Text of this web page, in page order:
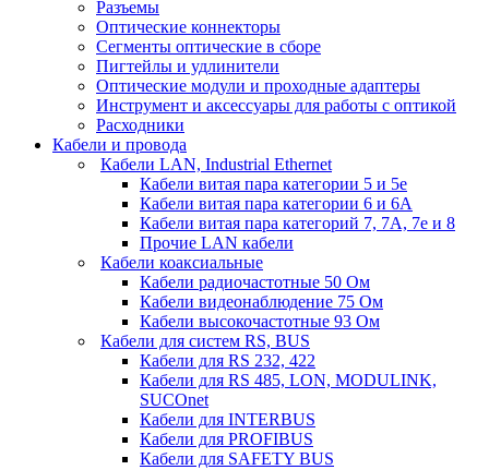
Разъемы
Оптические коннекторы
Сегменты оптические в сборе
Пигтейлы и удлинители
Оптические модули и проходные адаптеры
Инструмент и аксессуары для работы с оптикой
Расходники
Кабели и провода
Кабели LAN, Industrial Ethernet
Кабели витая пара категории 5 и 5е
Кабели витая пара категории 6 и 6A
Кабели витая пара категорий 7, 7А, 7е и 8
Прочие LAN кабели
Кабели коаксиальные
Кабели радиочастотные 50 Ом
Кабели видеонаблюдение 75 Ом
Кабели высокочастотные 93 Ом
Кабели для систем RS, BUS
Кабели для RS 232, 422
Кабели для RS 485, LON, MODULINK,
SUCOnet
Кабели для INTERBUS
Кабели для PROFIBUS
Кабели для SAFETY BUS